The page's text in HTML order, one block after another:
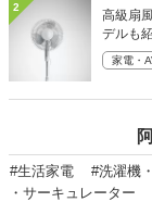
2
高級扇
デルも
家電・
#生活家電 #洗濯機
・サーキュレーター